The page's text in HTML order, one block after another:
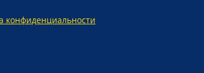
конфиденциальности